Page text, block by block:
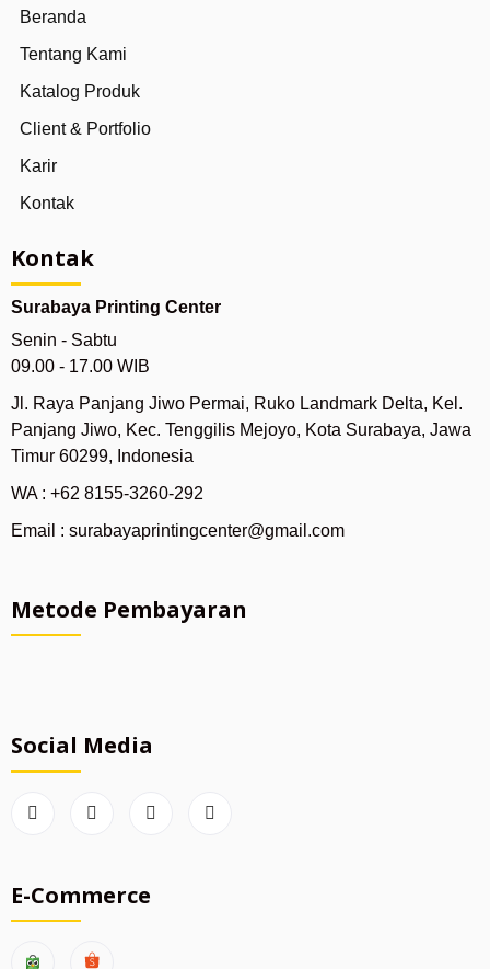
Beranda
Tentang Kami
Katalog Produk
Client & Portfolio
Karir
Kontak
Kontak
Surabaya Printing Center
Senin - Sabtu
09.00 - 17.00 WIB
Jl. Raya Panjang Jiwo Permai, Ruko Landmark Delta, Kel.
Panjang Jiwo, Kec. Tenggilis Mejoyo, Kota Surabaya, Jawa
Timur 60299, Indonesia
WA : +62 8155-3260-292
Email : surabayaprintingcenter@gmail.com
Metode Pembayaran
Social Media
E-Commerce